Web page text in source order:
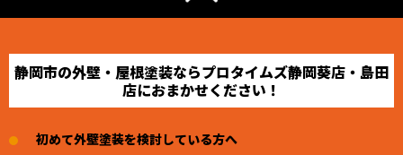
静岡市の外壁・屋根塗装ならプロタイムズ静岡葵店・島田
店におまかせください！
初めて外壁塗装を検討している方へ